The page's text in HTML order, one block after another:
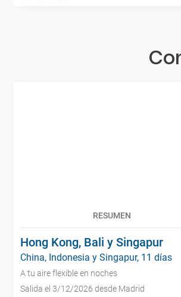
RESUMEN
Hong Kong, Bali y Singapur
China, Indonesia y Singapur, 11 días
A tu aire flexible en noches
Salida el 3/12/2026 desde Madrid